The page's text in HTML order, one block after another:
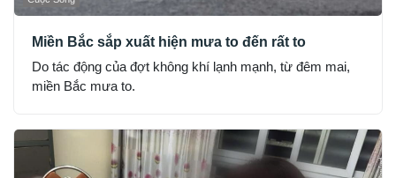
Miền Bắc sắp xuất hiện mưa to đến rất to
Do tác động của đợt không khí lạnh mạnh, từ đêm mai,
miền Bắc mưa to.